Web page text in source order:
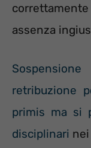
assenza
retribuzione
primis ma si
disciplinari